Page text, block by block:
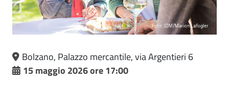
Bolzano, Palazzo mercantile, via Argentieri 6
15 maggio 2026 ore 17:00